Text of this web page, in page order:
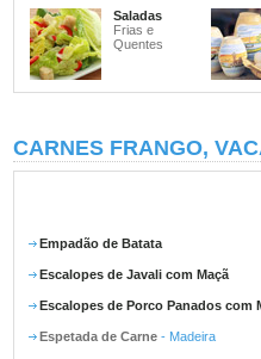
Saladas
Frias e
Quentes
CARNES FRANGO,
Empadão de Batata
Escalopes de Javali com Maçã
Escalopes de Porco Panados com
Espetada de Carne - Madeira